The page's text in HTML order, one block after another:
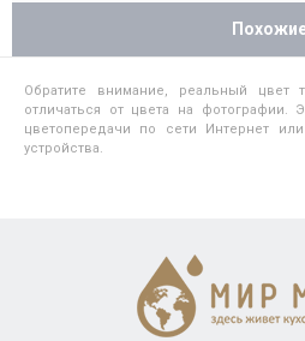
Обратите внимание, реальный цвет
отличаться от цвета на фотографии.
цветопередачи по сети Интернет
устройства.